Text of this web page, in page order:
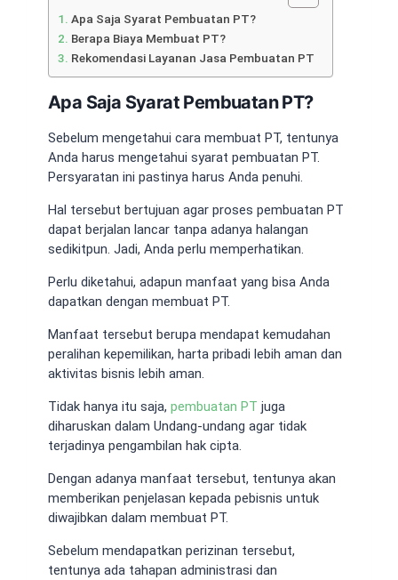
Apa Saja Syarat Pembuatan PT?
Berapa Biaya Membuat PT?
Rekomendasi Layanan Jasa Pembuatan PT
Apa Saja Syarat Pembuatan PT?
Sebelum mengetahui cara membuat PT, tentunya
Anda harus mengetahui syarat pembuatan PT.
Persyaratan ini pastinya harus Anda penuhi.
Hal tersebut bertujuan agar proses pembuatan PT
dapat berjalan lancar tanpa adanya halangan
sedikitpun. Jadi, Anda perlu memperhatikan.
Perlu diketahui, adapun manfaat yang bisa Anda
dapatkan dengan membuat PT.
Manfaat tersebut berupa mendapat kemudahan
peralihan kepemilikan, harta pribadi lebih aman dan
aktivitas bisnis lebih aman.
Tidak hanya itu saja, pembuatan PT juga
diharuskan dalam Undang-undang agar tidak
terjadinya pengambilan hak cipta.
Dengan adanya manfaat tersebut, tentunya akan
memberikan penjelasan kepada pebisnis untuk
diwajibkan dalam membuat PT.
Sebelum mendapatkan perizinan tersebut,
tentunya ada tahapan administrasi dan